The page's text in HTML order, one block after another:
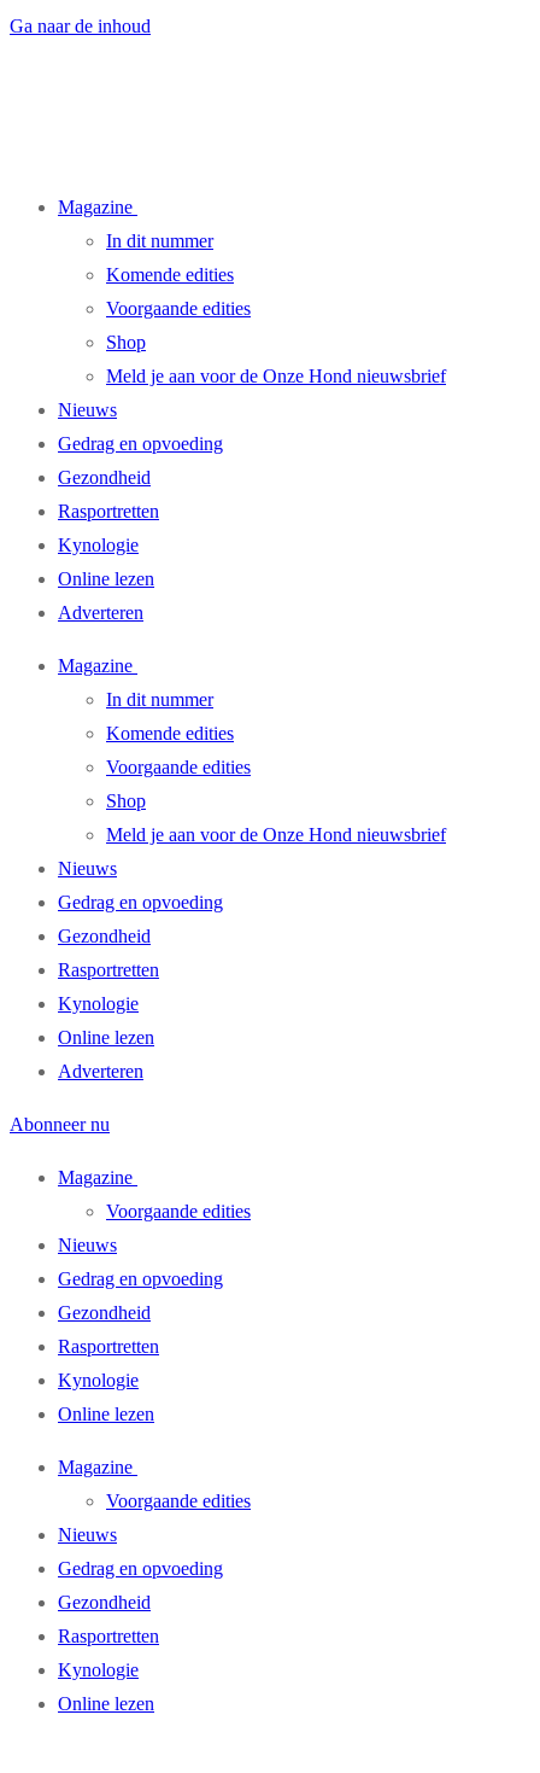
Ga naar de inhoud
Magazine
In dit nummer
Komende edities
Voorgaande edities
Shop
Meld je aan voor de Onze Hond nieuwsbrief
Nieuws
Gedrag en opvoeding
Gezondheid
Rasportretten
Kynologie
Online lezen
Adverteren
Magazine
In dit nummer
Komende edities
Voorgaande edities
Shop
Meld je aan voor de Onze Hond nieuwsbrief
Nieuws
Gedrag en opvoeding
Gezondheid
Rasportretten
Kynologie
Online lezen
Adverteren
Abonneer nu
Magazine
Voorgaande edities
Nieuws
Gedrag en opvoeding
Gezondheid
Rasportretten
Kynologie
Online lezen
Magazine
Voorgaande edities
Nieuws
Gedrag en opvoeding
Gezondheid
Rasportretten
Kynologie
Online lezen